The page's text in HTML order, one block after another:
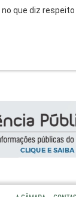
que diz